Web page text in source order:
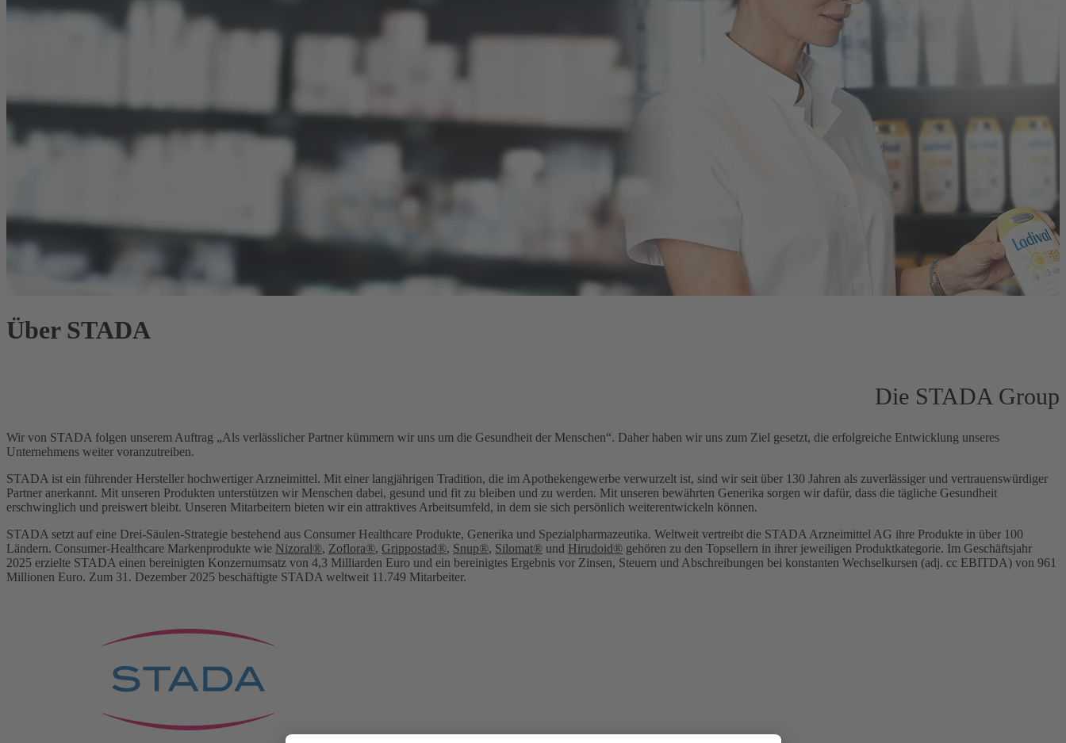
Über STADA
Die STADA Group
Wir von STADA folgen unserem Auftrag „Als verlässlicher Partner kümmern wir uns um die Gesundheit der Menschen“. Daher haben wir uns zum Ziel gesetzt, die erfolgreiche Entwicklung unseres
Unternehmens weiter voranzutreiben.
STADA ist ein führender Hersteller hochwertiger Arzneimittel. Mit einer langjährigen Tradition, die im Apothekengewerbe verwurzelt ist, sind wir seit über 130 Jahren als zuverlässiger und vertrauenswürdiger
Partner anerkannt. Mit unseren Produkten unterstützen wir Menschen dabei, gesund und fit zu bleiben und zu werden. Mit unseren bewährten Generika sorgen wir dafür, dass die tägliche Gesundheit
erschwinglich und preiswert bleibt. Unseren Mitarbeitern bieten wir ein attraktives Arbeitsumfeld, in dem sie sich persönlich weiterentwickeln können.
STADA setzt auf eine Drei-Säulen-Strategie bestehend aus Consumer Healthcare Produkte, Generika und Spezialpharmazeutika. Weltweit vertreibt die STADA Arzneimittel AG ihre Produkte in über 100
Ländern. Consumer-Healthcare Markenprodukte wie Nizoral®, Zoflora®, Grippostad®, Snup®, Silomat® und Hirudoid® gehören zu den Topsellern in ihrer jeweiligen Produktkategorie. Im Geschäftsjahr
2025 erzielte STADA einen bereinigten Konzernumsatz von 4,3 Milliarden Euro und ein bereinigtes Ergebnis vor Zinsen, Steuern und Abschreibungen bei konstanten Wechselkursen (adj. cc EBITDA) von 961
Millionen Euro. Zum 31. Dezember 2025 beschäftigte STADA weltweit 11.749 Mitarbeiter.